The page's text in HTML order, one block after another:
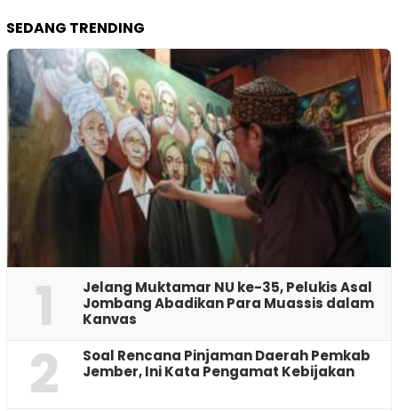
SEDANG TRENDING
1
Jelang Muktamar NU ke-35, Pelukis Asal
Jombang Abadikan Para Muassis dalam
Kanvas
2
‎Soal Rencana Pinjaman Daerah Pemkab
Jember, Ini Kata Pengamat Kebijakan ‎